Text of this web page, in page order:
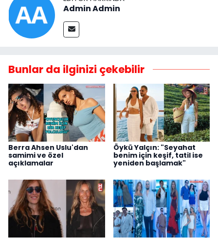
Admin Admin
Bunlar da ilginizi çekebilir
Berra Ahsen Uslu'dan
samimi ve özel
açıklamalar
Öykü Yalçın: "Seyahat
benim için keşif, tatil ise
yeniden başlamak"